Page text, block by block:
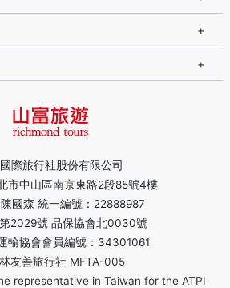
際旅行社股份有限公司
市中山區南京東路2段85號4樓
國森 統一編號：22888987
2029號 品保協會北0030號
輸協會會員編號：34301061
友善旅行社 MFTA-005
representative in Taiwan for the ATPI